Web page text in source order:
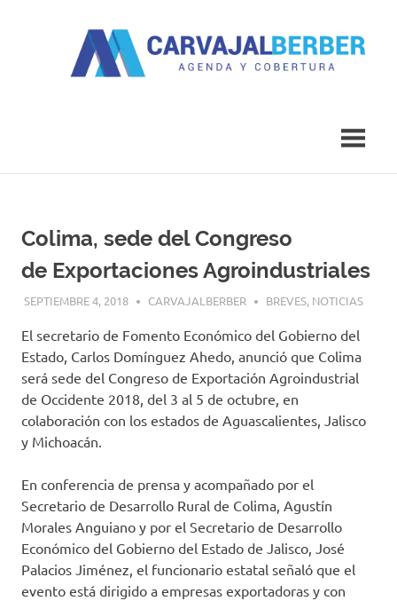
Colima, sede del Congreso
de Exportaciones Agroindustriales
SEPTIEMBRE 4, 2018 CARVAJALBERBER BREVES, NOTICIAS
El secretario de Fomento Económico del Gobierno del
Estado, Carlos Domínguez Ahedo, anunció que Colima
será sede del Congreso de Exportación Agroindustrial
de Occidente 2018, del 3 al 5 de octubre, en
colaboración con los estados de Aguascalientes, Jalisco
y Michoacán.
En conferencia de prensa y acompañado por el
Secretario de Desarrollo Rural de Colima, Agustín
Morales Anguiano y por el Secretario de Desarrollo
Económico del Gobierno del Estado de Jalisco, José
Palacios Jiménez, el funcionario estatal señaló que el
evento está dirigido a empresas exportadoras y con